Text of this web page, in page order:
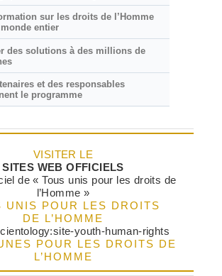
sur les droits de l’Homme
entier
des solutions à des millions de
et des responsables
le programme
VISITER LE
SITES WEB OFFICIELS
UNIS POUR LES DROITS
DE L’HOMME
POUR LES DROITS DE
L’HOMME